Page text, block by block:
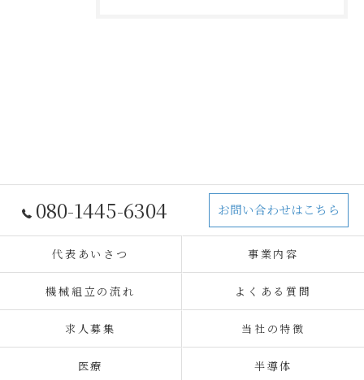
080-1445-6304 お問い合わせはこちら
代表あいさつ 事業内容
機械組立の流れ よくある質問
求人募集 当社の特徴
医療 半導体